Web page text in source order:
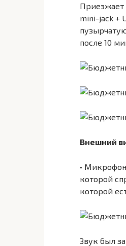
Приезжает
mini-jack +
после 10
Внешний
•
которой
которой
Звук был